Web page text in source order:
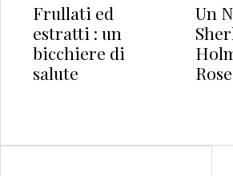
ed
: un
di
Un Natale
Sherlock
Holmes di
Rose